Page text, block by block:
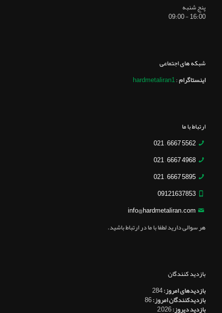
پنج شنبه
16:00 - 09:00
شبکه های اجتماعی
اینستاگرام:
hardmetaliran1
ارتباط با ما
5562 6667 – 021
4968 6667 – 021
5895 6667 – 021
09121637853
info@hardmetaliran.com
هر سوالی دارید لطفا با ما در ارتباط باشید.
بازدید کنندگان
بازدیدهای امروز:284
بازدیدکنندگان امروز:86
بازدید دیروز:2,026